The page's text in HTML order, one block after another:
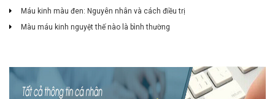
Máu kinh màu đen: Nguyên nhân và cách điều trị
Màu máu kinh nguyệt thế nào là bình thường